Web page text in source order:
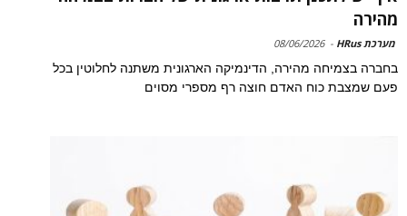
מהירה
מערכת HRus -
08/06/2026
בחברה בצמיחה מהירה, הדינמיקה הארגונית משתנה לחלוטין בכל
פעם שמצבת כוח האדם חוצה רף מספרי מסוים